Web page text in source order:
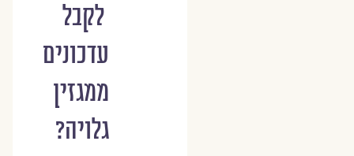
לקבל
עדכונים
ממגזין
גלויה?